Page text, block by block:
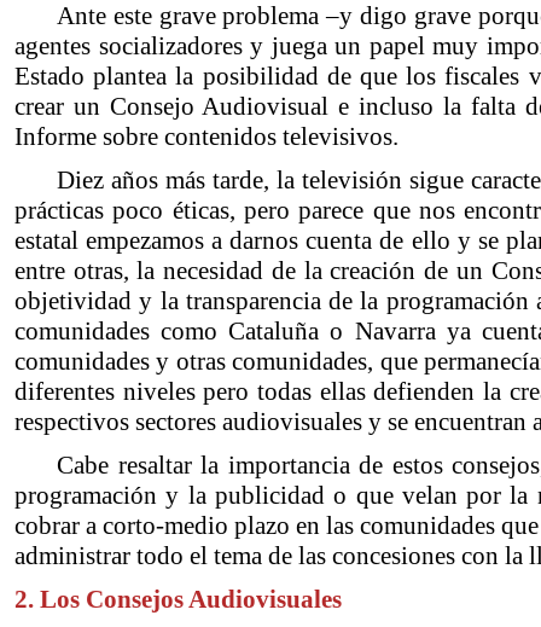
Ante este grave problema –y digo grave
agentes socializadores y juega un papel muy
Estado plantea la posibilidad de que los fiscales
crear un Consejo Audiovisual e incluso la falta
Informe sobre contenidos televisivos.
Diez años más tarde, la televisión sigue
prácticas poco éticas, pero parece que nos
estatal empezamos a darnos cuenta de ello y se
entre otras, la necesidad de la creación de un
objetividad y la transparencia de la
comunidades como Cataluña o Navarra ya
comunidades y otras comunidades, que
diferentes niveles pero todas ellas defienden la
respectivos sectores audiovisuales y se
Cabe resaltar la importancia de estos
programación y la publicidad o que velan por
cobrar a corto-medio plazo en las comunidades
administrar todo el tema de las concesiones con
2. Los Consejos Audiovisuales